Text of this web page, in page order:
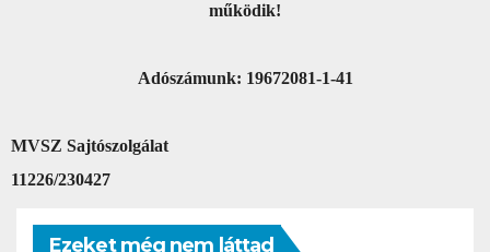
működik!
Adószámunk: 19672081-1-41
MVSZ Sajtószolgálat
11226/230427
Ezeket még nem láttad